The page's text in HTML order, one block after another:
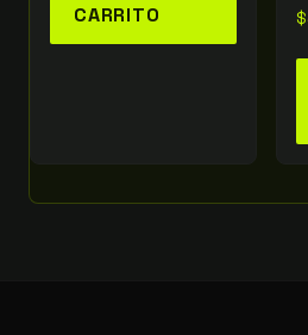
CARRITO
$